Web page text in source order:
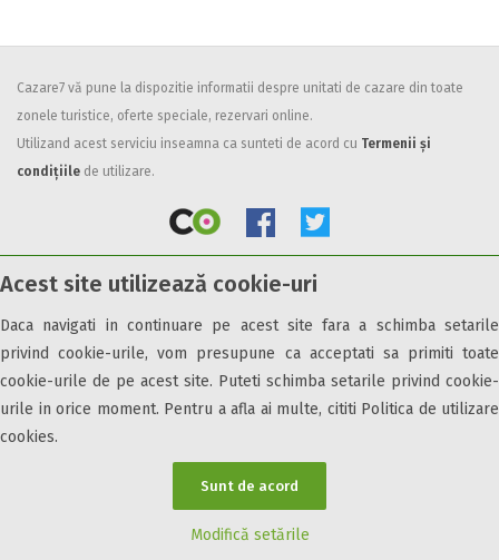
Acest site utilizează cookie-uri
Daca navigati in continuare pe acest site fara a schimba setarile
privind cookie-urile, vom presupune ca acceptati sa primiti toate
cookie-urile de pe acest site. Puteti schimba setarile privind cookie-
urile in orice moment. Pentru a afla ai multe, cititi Politica de utilizare
cookies.
Sunt de acord
Modifică setările
Facilități
Internet wireless
Parcare
All inclusive
Pensiune completa
Demipensiune
Mic dejun
Accepta animale
Accepta voucher vacanta
Acces persoane cu dizabilități
Cazare7 vă pune la dispozitie informatii despre unitati de cazare din toate
zonele turistice, oferte speciale, rezervari online.
Utilizand acest serviciu inseamna ca sunteti de acord cu Termenii și
condițiile de utilizare.
Obiective turistice Informații utile Parteneri Cazare7 Harta Cazare7